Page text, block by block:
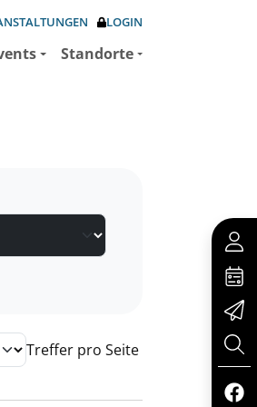
LOGIN
Standorte
Treffer pro Seite